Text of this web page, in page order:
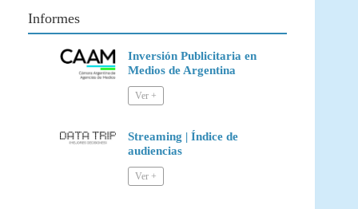
Informes
Inversión Publicitaria en
Medios de Argentina
Streaming | Índice de
audiencias